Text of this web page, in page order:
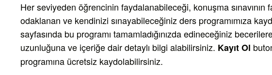
Her seviyeden öğrencinin faydalanabileceği, konuşma sınavının
odaklanan ve kendinizi sınayabileceğiniz ders programımıza
sayfasında bu programı tamamladığınızda edineceğiniz
uzunluğuna ve içeriğe dair detaylı bilgi alabilirsiniz. Kayıt Ol
programına ücretsiz kaydolabilirsiniz.